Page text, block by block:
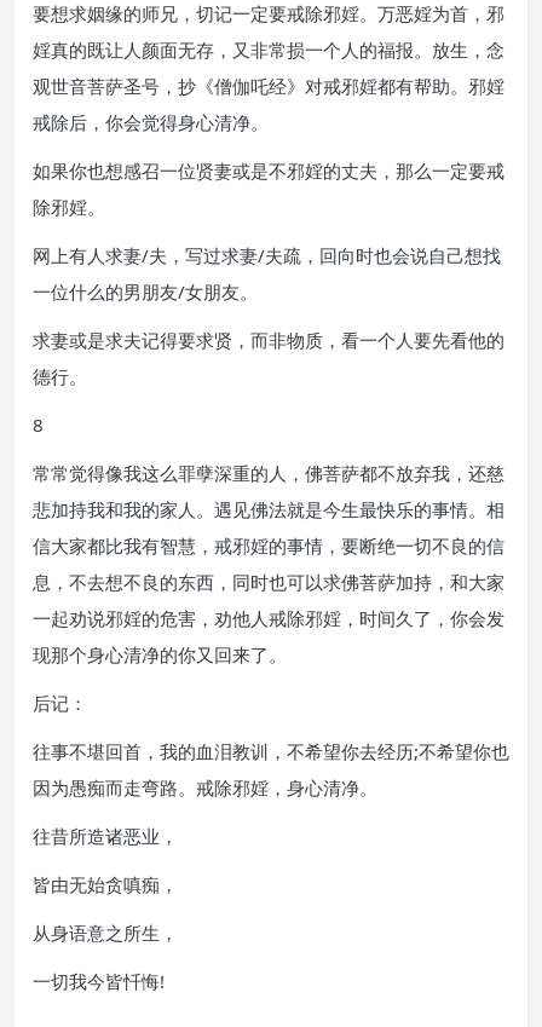
要想求姻缘的师兄，切记一定要戒除邪婬。万恶婬为首，邪
婬真的既让人颜面无存，又非常损一个人的福报。放生，念
观世音菩萨圣号，抄《僧伽吒经》对戒邪婬都有帮助。邪婬
戒除后，你会觉得身心清净。
如果你也想感召一位贤妻或是不邪婬的丈夫，那么一定要戒
除邪婬。
网上有人求妻/夫，写过求妻/夫疏，回向时也会说自己想找
一位什么的男朋友/女朋友。
求妻或是求夫记得要求贤，而非物质，看一个人要先看他的
德行。
8
常常觉得像我这么罪孽深重的人，佛菩萨都不放弃我，还慈
悲加持我和我的家人。遇见佛法就是今生最快乐的事情。相
信大家都比我有智慧，戒邪婬的事情，要断绝一切不良的信
息，不去想不良的东西，同时也可以求佛菩萨加持，和大家
一起劝说邪婬的危害，劝他人戒除邪婬，时间久了，你会发
现那个身心清净的你又回来了。
后记：
往事不堪回首，我的血泪教训，不希望你去经历;不希望你也
因为愚痴而走弯路。戒除邪婬，身心清净。
往昔所造诸恶业，
皆由无始贪嗔痴，
从身语意之所生，
一切我今皆忏悔!